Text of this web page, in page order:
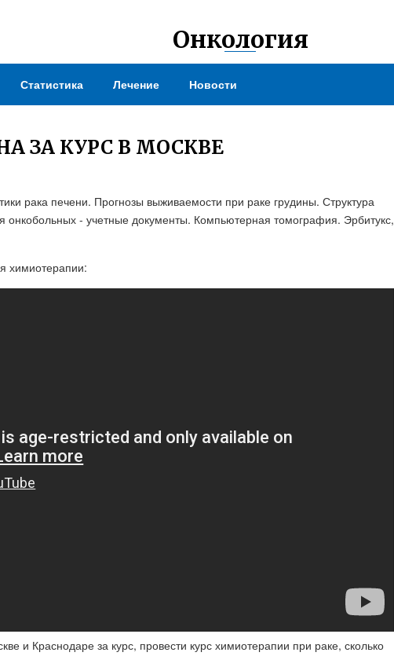
Онкология
Статистика Лечение Новости
ЗА КУРС В МОСКВЕ
рака печени. Прогнозы выживаемости при раке грудины. Структура
онкобольных - учетные документы. Компьютерная томография. Эрбитукс,
химиотерапии:
и Краснодаре за курс, провести курс химиотерапии при раке, сколько